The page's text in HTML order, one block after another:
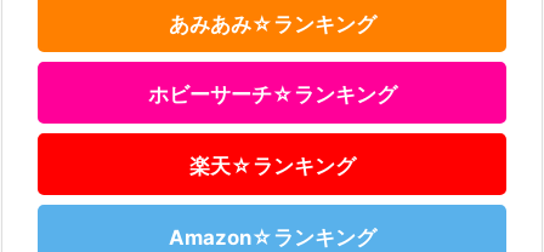
あみあみ☆ランキング
ホビーサーチ☆ランキング
楽天☆ランキング
Amazon☆ランキング